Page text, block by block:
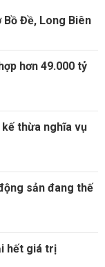
Bồ Đề, Long Biên
hơn 49.000 tỷ
thừa nghĩa vụ
sản đang thế
hết giá trị